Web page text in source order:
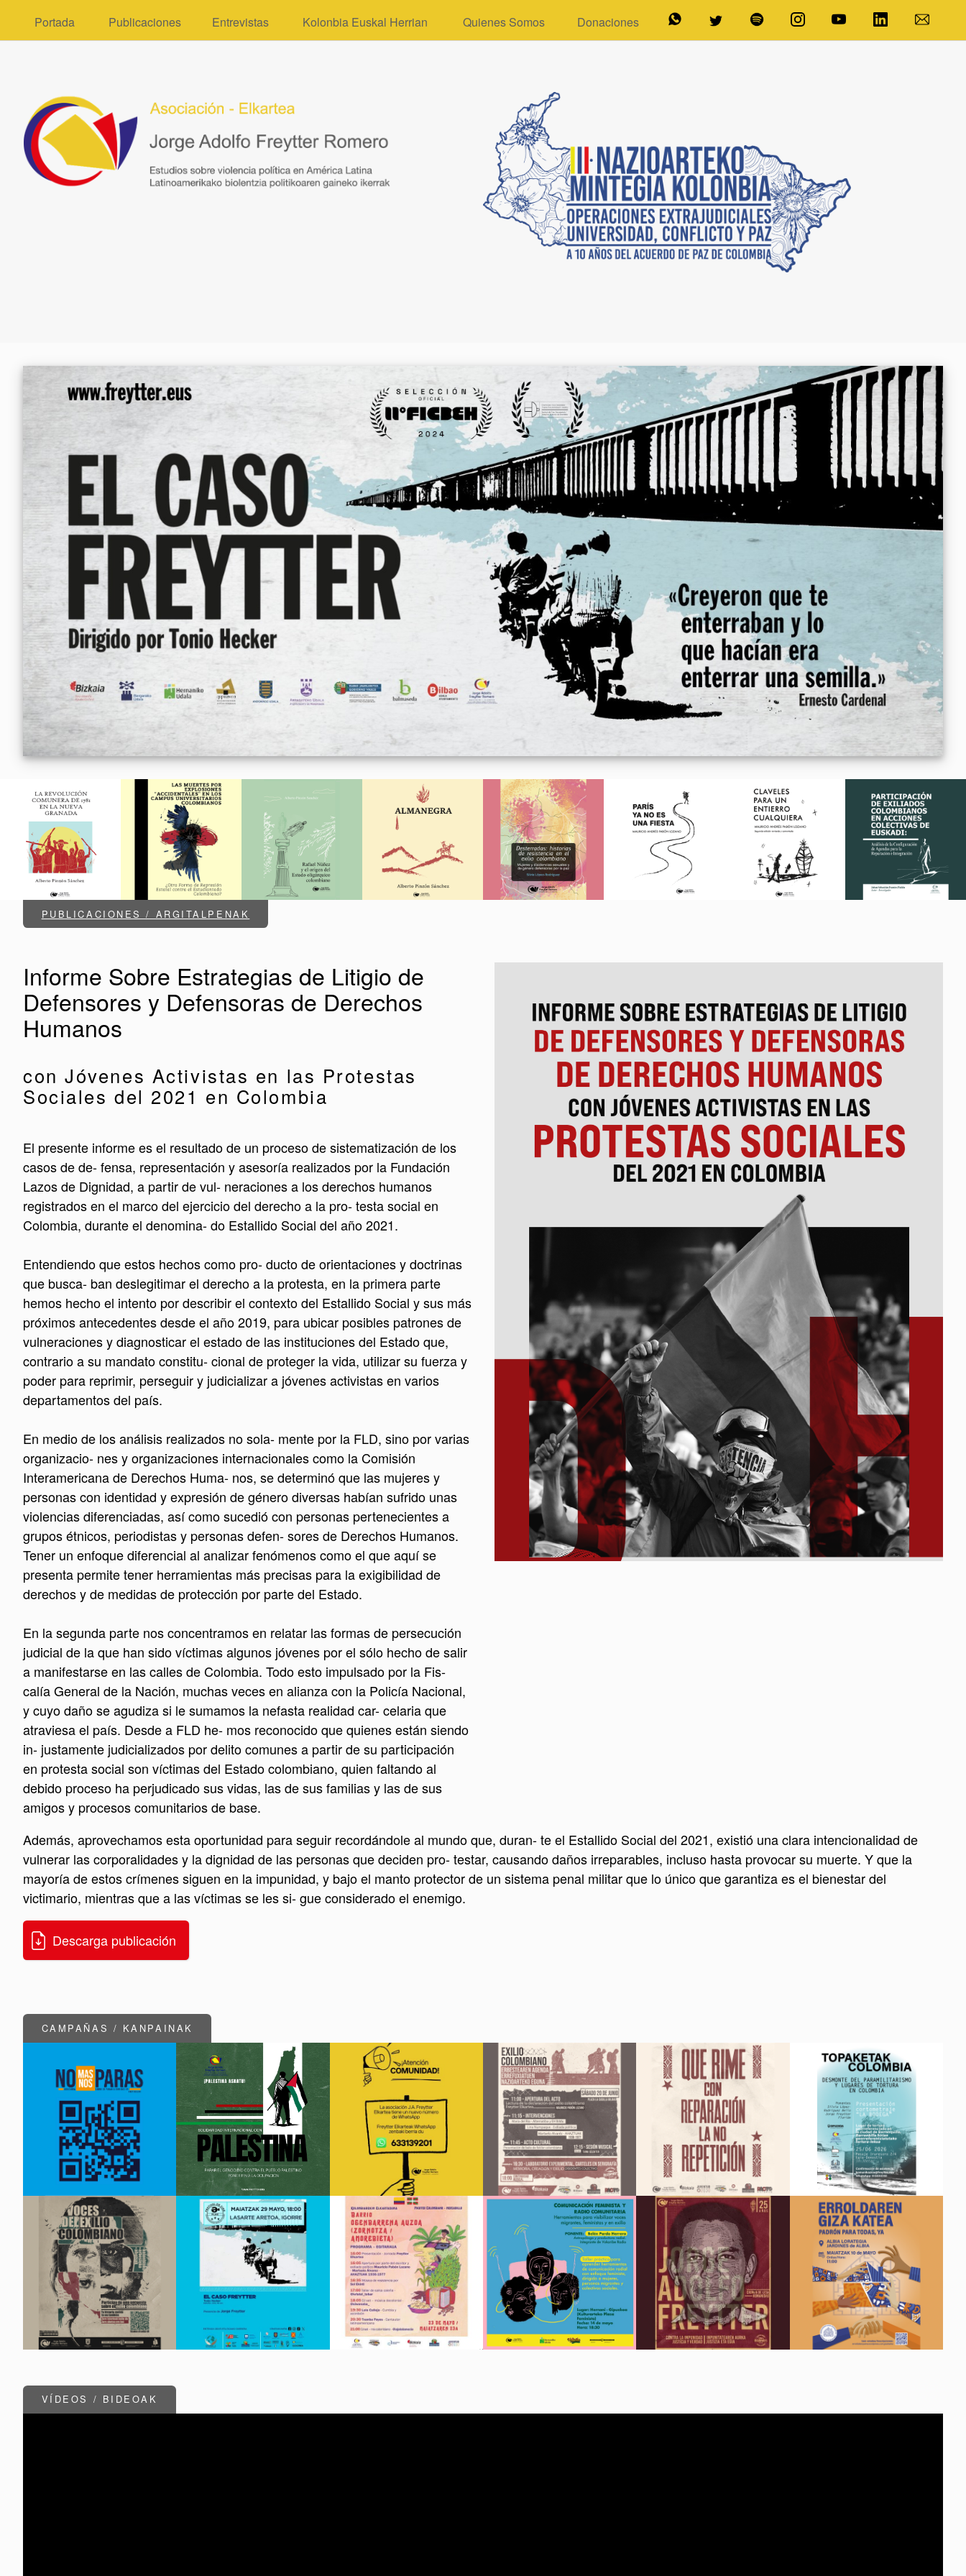
Portada Publicaciones Entrevistas Kolonbia Euskal Herrian Quienes Somos Donaciones
PUBLICACIONES / ARGITALPENAK
Informe Sobre Estrategias de Litigio de
Defensores y Defensoras de Derechos
Humanos
con Jóvenes Activistas en las Protestas
Sociales del 2021 en Colombia
El presente informe es el resultado de un proceso de sistematización de los
casos de de- fensa, representación y asesoría realizados por la Fundación
Lazos de Dignidad, a partir de vul- neraciones a los derechos humanos
registrados en el marco del ejercicio del derecho a la pro- testa social en
Colombia, durante el denomina- do Estallido Social del año 2021.
Entendiendo que estos hechos como pro- ducto de orientaciones y doctrinas
que busca- ban deslegitimar el derecho a la protesta, en la primera parte
hemos hecho el intento por describir el contexto del Estallido Social y sus más
próximos antecedentes desde el año 2019, para ubicar posibles patrones de
vulneraciones y diagnosticar el estado de las instituciones del Estado que,
contrario a su mandato constitu- cional de proteger la vida, utilizar su fuerza y
poder para reprimir, perseguir y judicializar a jóvenes activistas en varios
departamentos del país.
En medio de los análisis realizados no sola- mente por la FLD, sino por varias
organizacio- nes y organizaciones internacionales como la Comisión
Interamericana de Derechos Huma- nos, se determinó que las mujeres y
personas con identidad y expresión de género diversas habían sufrido unas
violencias diferenciadas, así como sucedió con personas pertenecientes a
grupos étnicos, periodistas y personas defen- sores de Derechos Humanos.
Tener un enfoque diferencial al analizar fenómenos como el que aquí se
presenta permite tener herramientas más precisas para la exigibilidad de
derechos y de medidas de protección por parte del Estado.
En la segunda parte nos concentramos en relatar las formas de persecución
judicial de la que han sido víctimas algunos jóvenes por el sólo hecho de salir
a manifestarse en las calles de Colombia. Todo esto impulsado por la Fis-
calía General de la Nación, muchas veces en alianza con la Policía Nacional,
y cuyo daño se agudiza si le sumamos la nefasta realidad car- celaria que
atraviesa el país. Desde a FLD he- mos reconocido que quienes están siendo
in- justamente judicializados por delito comunes a partir de su participación
en protesta social son víctimas del Estado colombiano, quien faltando al
debido proceso ha perjudicado sus vidas, las de sus familias y las de sus
amigos y procesos comunitarios de base.
Además, aprovechamos esta oportunidad para seguir recordándole al mundo que, duran- te el Estallido Social del 2021, existió una clara intencionalidad de
vulnerar las corporalidades y la dignidad de las personas que deciden pro- testar, causando daños irreparables, incluso hasta provocar su muerte. Y que la
mayoría de estos crímenes siguen en la impunidad, y bajo el manto protector de un sistema penal militar que lo único que garantiza es el bienestar del
victimario, mientras que a las víctimas se les si- gue considerado el enemigo.
Descarga publicación
CAMPAÑAS / KANPAINAK
VÍDEOS / BIDEOAK